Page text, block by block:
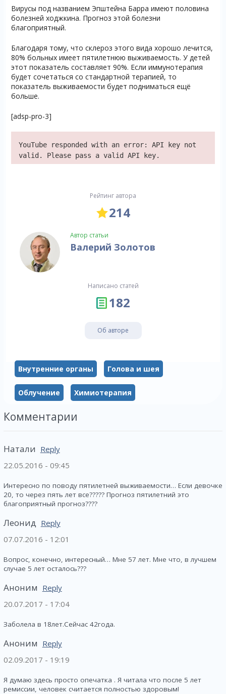
Вирусы под названием Эпштейна Барра имеют половина
болезней ходжкина. Прогноз этой болезни
благоприятный.
Благодаря тому, что склероз этого вида хорошо лечится,
80% больных имеет пятилетнюю выживаемость. У детей
этот показатель составляет 90%. Если иммунотерапия
будет сочетаться со стандартной терапией, то
показатель выживаемости будет подниматься ещё
больше.
[adsp-pro-3]
YouTube responded with an error: API key not
valid. Please pass a valid API key.
Рейтинг автора
214
Автор статьи
Валерий Золотов
Написано статей
182
Об авторе
Внутренние органы Голова и шея
Облучение Химиотерапия
Комментарии
Натали Reply
22.05.2016 - 09:45
Интересно по поводу пятилетней выживаемости… Если девочке
20, то через пять лет все????? Прогноз пятилетний это
благоприятный прогноз????
Леонид Reply
07.07.2016 - 12:01
Вопрос, конечно, интересный… Мне 57 лет. Мне что, в лучшем
случае 5 лет осталось???
Аноним Reply
20.07.2017 - 17:04
Заболела в 18лет.Сейчас 42года.
Аноним Reply
02.09.2017 - 19:19
Я думаю здесь просто опечатка . Я читала что после 5 лет
ремиссии, человек считается полностью здоровым!